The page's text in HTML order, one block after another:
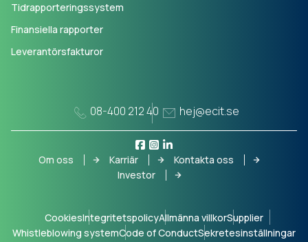
Tidrapporteringssystem
Finansiella rapporter
Leverantörsfakturor
CookiesIntegritetspolicyAllmänna villkorSupplier
Whistleblowing systemCode of ConductSekretesinställningar
08-400 212 40 hej@ecit.se
Om oss Karriär
Kontakta oss
Investor